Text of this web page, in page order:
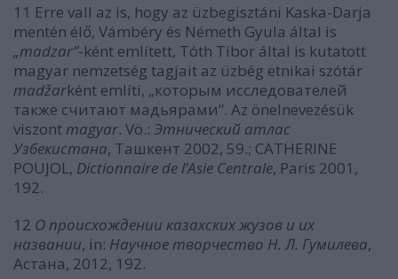
11 Erre vall az is, hogy az üzbegisztáni Kaska-Darja
mentén élő, Vámbéry és Németh Gyula által is
„madzar”-ként említett, Tóth Tibor által is kutatott
magyar nemzetség tagjait az üzbég etnikai szótár
madžarként említi, „которым исследователей
также считают мадьярами”. Az önelnevezésük
viszont magyar. Vö.: Этнический атлас
Узбекистана, Ташкент 2002, 59.; CATHERINE
POUJOL, Dictionnaire de l’Asie Centrale, Paris 2001,
192.
12 О происхождении казахских жузов и их
названии, in: Научное творчество Н. Л. Гумилева,
Астана, 2012, 192.